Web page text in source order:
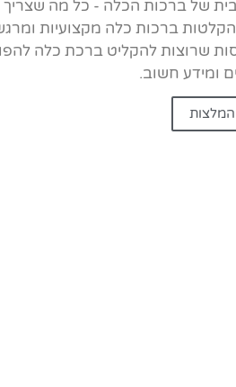
בהקלטות ברכות כלה מקצועיות
שרוצות להקליט ברכת כלה
ומידע חשוב.